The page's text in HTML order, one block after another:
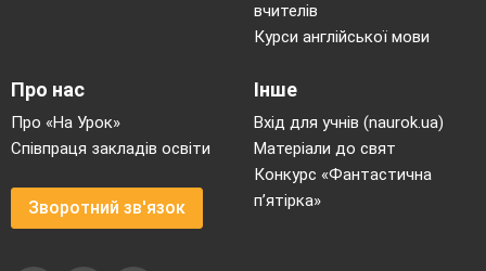
вчителів
Курси англійської мови
Про нас
Про «На Урок»
Співпраця закладів освіти
Зворотний зв'язок
Інше
Вхід для учнів (naurok.ua)
Матеріали до свят
Конкурс «Фантастична
п’ятірка»